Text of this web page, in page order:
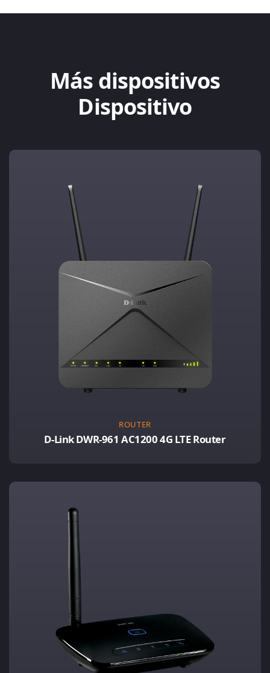
Más dispositivos
Dispositivo
ROUTER
D-Link DWR-961 AC1200 4G LTE Router